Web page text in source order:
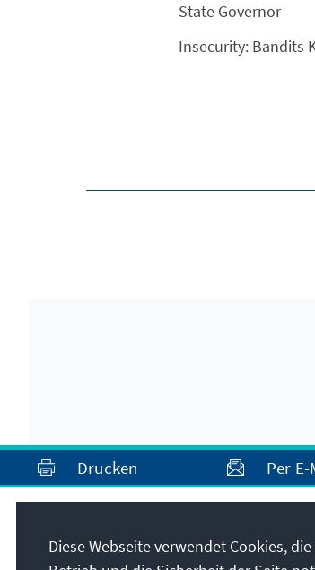
State Governor
Insecurity: Bandits
Drucken Per
Anschrift
Diese Webseite verwendet Cookies,